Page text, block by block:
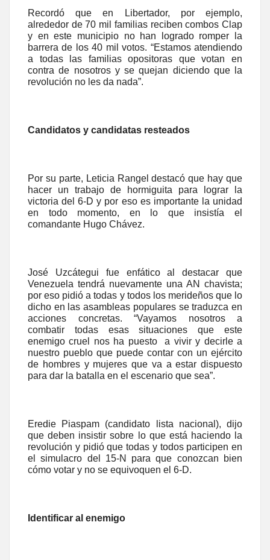
Recordó que en Libertador, por ejemplo,
alrededor de 70 mil familias reciben combos Clap
y en este municipio no han logrado romper la
barrera de los 40 mil votos. “Estamos atendiendo
a todas las familias opositoras que votan en
contra de nosotros y se quejan diciendo que la
revolución no les da nada”.
Candidatos y candidatas resteados
Por su parte, Leticia Rangel destacó que hay que
hacer un trabajo de hormiguita para lograr la
victoria del 6-D y por eso es importante la unidad
en todo momento, en lo que insistía el
comandante Hugo Chávez.
José Uzcátegui fue enfático al destacar que
Venezuela tendrá nuevamente una AN chavista;
por eso pidió a todas y todos los merideños que lo
dicho en las asambleas populares se traduzca en
acciones concretas. “Vayamos nosotros a
combatir todas esas situaciones que este
enemigo cruel nos ha puesto a vivir y decirle a
nuestro pueblo que puede contar con un ejército
de hombres y mujeres que va a estar dispuesto
para dar la batalla en el escenario que sea”.
Eredie Piaspam (candidato lista nacional), dijo
que deben insistir sobre lo que está haciendo la
revolución y pidió que todas y todos participen en
el simulacro del 15-N para que conozcan bien
cómo votar y no se equivoquen el 6-D.
Identificar al enemigo